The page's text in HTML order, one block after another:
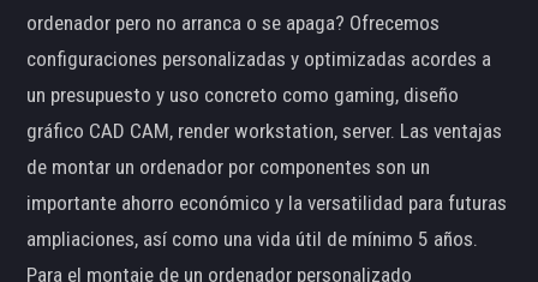
ordenador pero no arranca o se apaga? Ofrecemos
configuraciones personalizadas y optimizadas acordes a
un presupuesto y uso concreto como gaming, diseño
gráfico CAD CAM, render workstation, server. Las ventajas
de montar un ordenador por componentes son un
importante ahorro económico y la versatilidad para futuras
ampliaciones, así como una vida útil de mínimo 5 años.
Para el montaje de un ordenador personalizado